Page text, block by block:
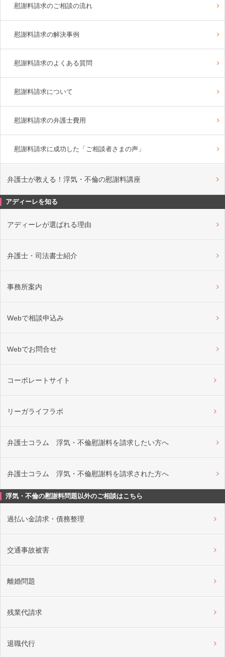
慰謝料請求のご相談の流れ
慰謝料請求の解決事例
慰謝料請求のよくある質問
慰謝料請求について
慰謝料請求の弁護士費用
慰謝料請求に成功した「ご相談者さまの声」
弁護士が教える！浮気・不倫の慰謝料講座
アディーレを知る
アディーレが選ばれる理由
弁護士・司法書士紹介
事務所案内
Webで相談申込み
Webでお問合せ
コーポレートサイト
リーガライフラボ
弁護士コラム 浮気・不倫慰謝料を請求したい方へ
弁護士コラム 浮気・不倫慰謝料を請求された方へ
浮気・不倫の慰謝料問題以外のご相談はこちら
過払い金請求・債務整理
交通事故被害
離婚問題
残業代請求
退職代行